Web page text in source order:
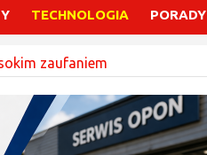
TECHNOLOGIA PORADY
zaufaniem